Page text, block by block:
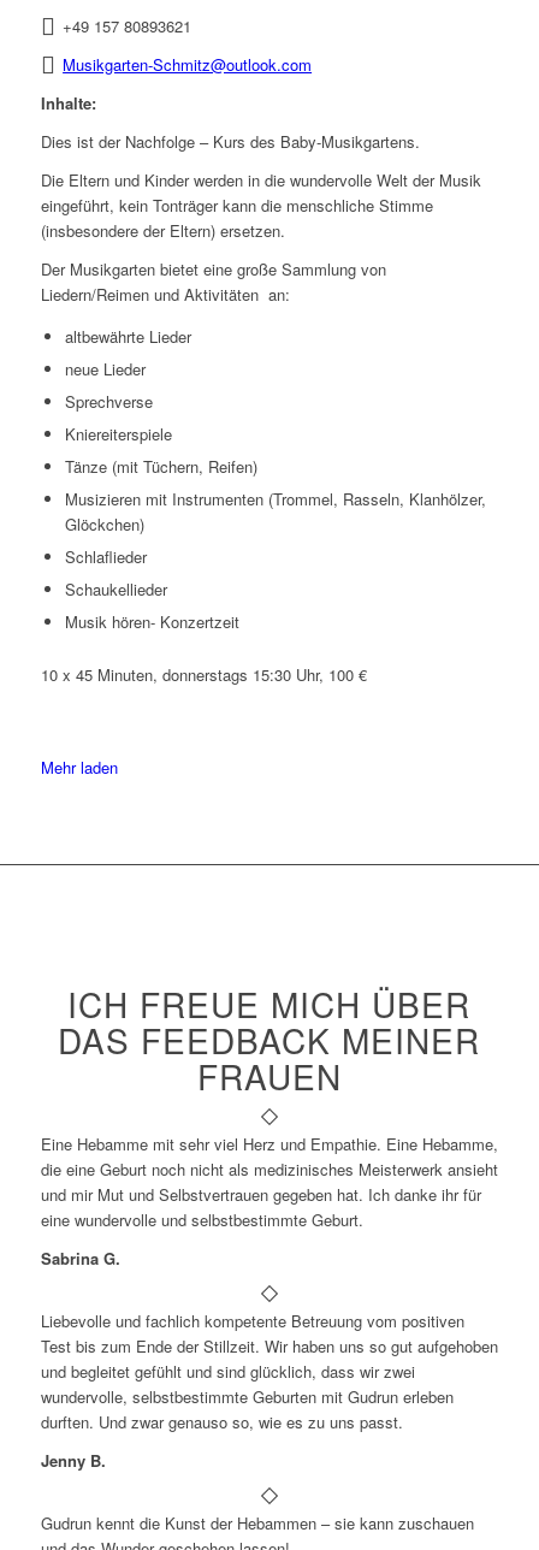
+49 157 80893621
Musikgarten-Schmitz@outlook.com
Inhalte:
Dies ist der Nachfolge – Kurs des Baby-Musikgartens.
Die Eltern und Kinder werden in die wundervolle Welt der Musik
eingeführt, kein Tonträger kann die menschliche Stimme
(insbesondere der Eltern) ersetzen.
Der Musikgarten bietet eine große Sammlung von
Liedern/Reimen und Aktivitäten an:
altbewährte Lieder
neue Lieder
Sprechverse
Kniereiterspiele
Tänze (mit Tüchern, Reifen)
Musizieren mit Instrumenten (Trommel, Rasseln, Klanhölzer,
Glöckchen)
Schlaflieder
Schaukellieder
Musik hören- Konzertzeit
10 x 45 Minuten, donnerstags 15:30 Uhr, 100 €
Mehr laden
ICH FREUE MICH ÜBER
DAS FEEDBACK MEINER
FRAUEN
Eine Hebamme mit sehr viel Herz und Empathie. Eine Hebamme,
die eine Geburt noch nicht als medizinisches Meisterwerk ansieht
und mir Mut und Selbstvertrauen gegeben hat. Ich danke ihr für
eine wundervolle und selbstbestimmte Geburt.
Sabrina G.
Liebevolle und fachlich kompetente Betreuung vom positiven
Test bis zum Ende der Stillzeit. Wir haben uns so gut aufgehoben
und begleitet gefühlt und sind glücklich, dass wir zwei
wundervolle, selbstbestimmte Geburten mit Gudrun erleben
durften. Und zwar genauso so, wie es zu uns passt.
Jenny B.
Gudrun kennt die Kunst der Hebammen – sie kann zuschauen